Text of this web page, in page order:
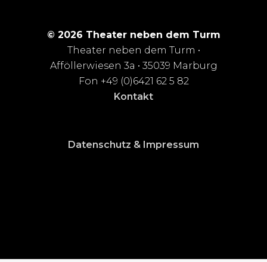
© 2026 Theater neben dem Turm
Theater neben dem Turm •
Afföllerwiesen 3a • 35039 Marburg
Fon +49 (0)6421 62 5 82
Kontakt
Datenschutz & Impressum